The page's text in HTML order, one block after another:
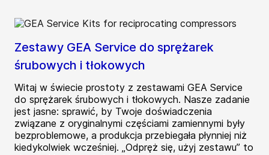
Zestawy GEA Service do sprężarek
śrubowych i tłokowych
Witaj w świecie prostoty z zestawami GEA Service
do sprężarek śrubowych i tłokowych. Nasze zadanie
jest jasne: sprawić, by Twoje doświadczenia
związane z oryginalnymi częściami zamiennymi były
bezproblemowe, a produkcja przebiegała płynniej niż
kiedykolwiek wcześniej. „Odpręż się, użyj zestawu” to